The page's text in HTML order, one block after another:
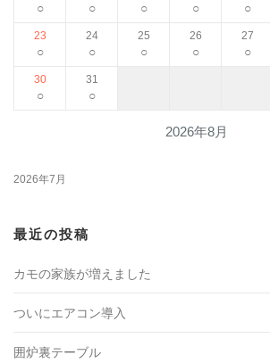
2026年8月
○ ○ ○ ○ ○
23
○
24
○
25
○
26
○
27
○
30
○
31
○
2026年7月
最近の投稿
カモの家族が増えました
ついにエアコン導入
囲炉裏テーブル